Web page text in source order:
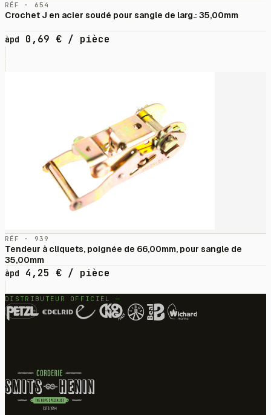
RÉF · 654
Crochet J en acier soudé pour sangle de larg.: 35,00mm
àpd 0,69 € / pièce
RÉF · 939
Tendeur à cliquets, poignée de 66,00mm, pour sangle de
35,00mm
àpd
4,25 € / pièce
DISTRIBUTEUR OFFICIEL —